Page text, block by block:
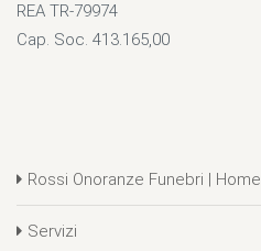
REA TR-79974
Cap. Soc. 413.165,00
Rossi Onoranze Funebri | Home
Servizi